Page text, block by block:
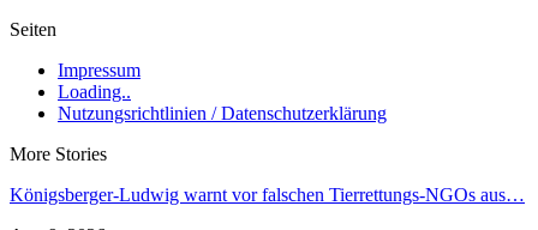
Seiten
Impressum
Loading..
Nutzungsrichtlinien / Datenschutzerklärung
More Stories
Königsberger-Ludwig warnt vor falschen Tierrettungs-NGOs aus…